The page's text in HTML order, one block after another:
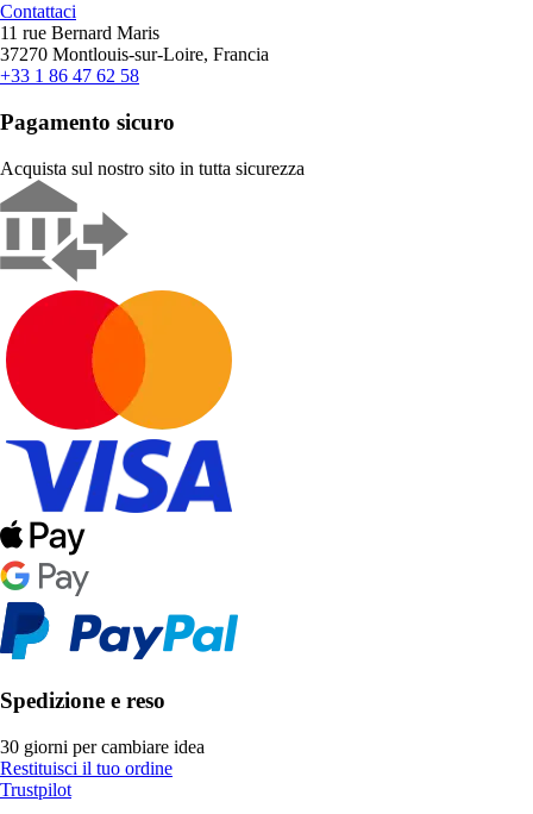
Contattaci
11 rue Bernard Maris
37270 Montlouis-sur-Loire, Francia
+33 1 86 47 62 58
Pagamento sicuro
Acquista sul nostro sito in tutta sicurezza
Spedizione e reso
30 giorni per cambiare idea
Restituisci il tuo ordine
Trustpilot